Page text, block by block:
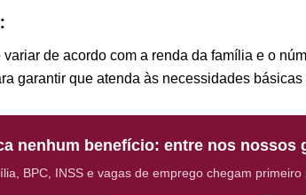
de acordo com a renda da família e o
garantir que atenda às necessidades
nenhum benefício: entre nos nossos
BPC, INSS e vagas de emprego chegam